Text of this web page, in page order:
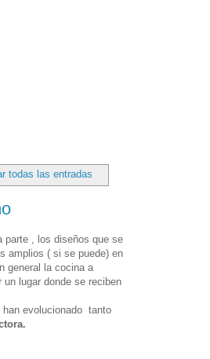
todas las entradas
parte , los diseños que se
amplios ( si se puede) en
general la cocina a
lugar donde se reciben
evolucionado tanto